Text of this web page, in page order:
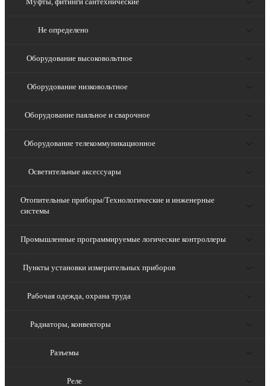
Не определено
Оборудование высоковольтное
Оборудование низковольтное
Оборудование паяльное и сварочное
Оборудование телекоммуникационное
Осветительные аксессуары
Отопительные приборы/Технологические и инженерные
системы
Промышленные программируемые логические контроллеры
Пункты установки измерительных приборов
Рабочая одежда, охрана труда
Радиаторы, конвекторы
Разъемы
Реле